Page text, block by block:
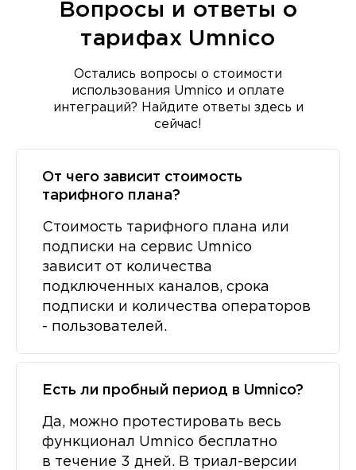
Вопросы и ответы о
тарифах Umnico
Остались вопросы о стоимости
использования Umnico и оплате
интеграций? Найдите ответы здесь и
сейчас!
От чего зависит стоимость
тарифного плана?
Стоимость тарифного плана или
подписки на сервис Umnico
зависит от количества
подключенных каналов, срока
подписки и количества операторов
- пользователей.
Есть ли пробный период в Umnico?
Да, можно протестировать весь
функционал Umnico бесплатно
в течение 3 дней. В триал-версии